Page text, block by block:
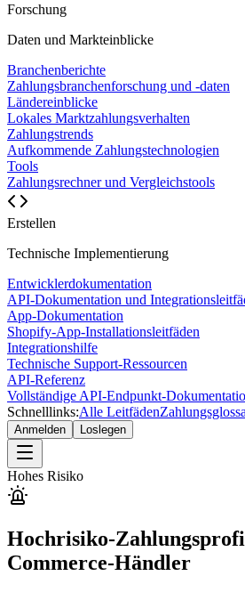
Forschung
Daten und Markteinblicke
Branchenberichte
Zahlungsbranchenforschung und -daten
Ländereinblicke
Lokales Marktzahlungsverhalten
Zahlungstrends
Aufkommende Zahlungstechnologien
Tools
Zahlungsrechner und Vergleichstools
Erstellen
Technische Implementierung
Entwicklerdokumentation
API-Dokumentation und
App-Dokumentation
Shopify-App-Installationsleitfäden
Integrationshilfe
Technische Support-Ressourcen
API-Referenz
Vollständige API-Endpunkt-
Schnelllinks:Alle Leitfäden
Anmelden Loslegen
Hohes Risiko
Hochrisiko-
Commerce-Händler